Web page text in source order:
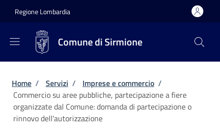
Regione Lombardia
Comune di Sirmione
Briciole di pane
Home / Servizi / Imprese e commercio /
Commercio su aree pubbliche, partecipazione a fiere
organizzate dal Comune: domanda di partecipazione o
rinnovo dell'autorizzazione